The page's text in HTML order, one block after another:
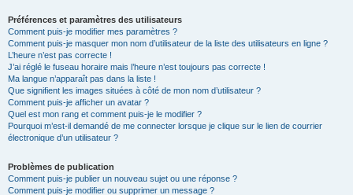
Préférences et paramètres des utilisateurs
Comment puis-je modifier mes paramètres ?
Comment puis-je masquer mon nom d’utilisateur de la liste des utilisateurs en ligne ?
L’heure n’est pas correcte !
J’ai réglé le fuseau horaire mais l’heure n’est toujours pas correcte !
Ma langue n’apparaît pas dans la liste !
Que signifient les images situées à côté de mon nom d’utilisateur ?
Comment puis-je afficher un avatar ?
Quel est mon rang et comment puis-je le modifier ?
Pourquoi m’est-il demandé de me connecter lorsque je clique sur le lien de courrier
électronique d’un utilisateur ?
Problèmes de publication
Comment puis-je publier un nouveau sujet ou une réponse ?
Comment puis-je modifier ou supprimer un message ?